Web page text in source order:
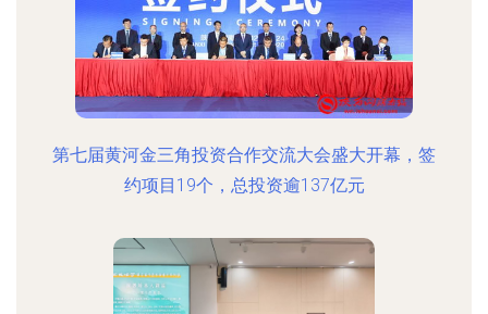
第七届黄河金三角投资合作交流大会盛大开幕，签
约项目19个，总投资逾137亿元